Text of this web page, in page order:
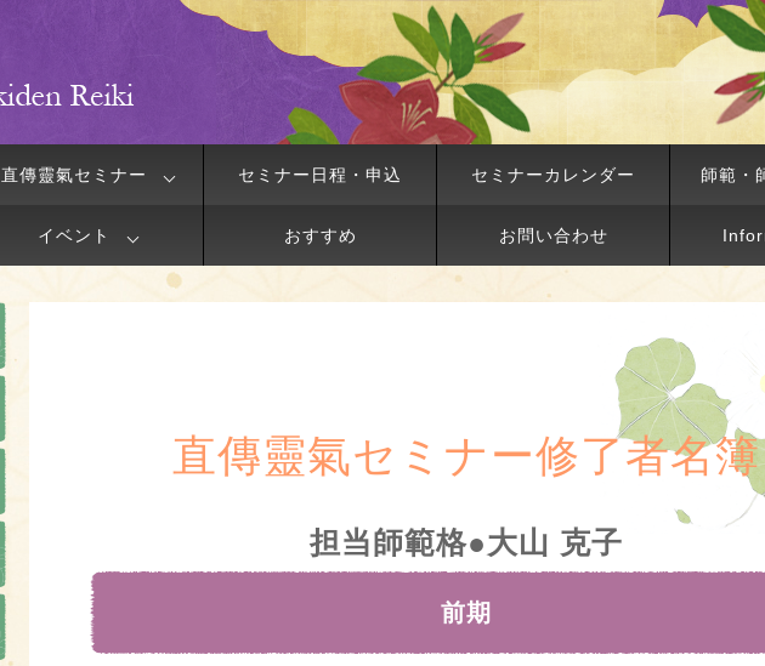
直傳靈氣セミナー セミナー日程・申込 セミナーカレンダー 師範・
イベント おすすめ お問い合わせ
直傳靈氣セミナー修了者名簿
担当師範格●大山 克子
前期